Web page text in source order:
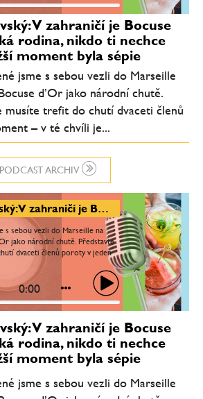
PODCAST ARCHIV
V zahraničí je Bocuse
rodina, nikdo ti nechce
moment byla sépie
jsme s sebou vezli do Marseille
d’Or jako národní chutě.
musíte trefit do chutí dvaceti členů
– v té chvíli je...
Dominik Unčovský: V zahraničí je Bocuse d’Or jedna velká rodina, nikdo ti nechce uškodit. Nejtěžší moment byla sépie
s sebou vezli do Marseille na
jako národní chutě. Představte
dvaceti členů poroty v jeden
0:00
V zahraničí je Bocuse
rodina, nikdo ti nechce
moment byla sépie
jsme s sebou vezli do Marseille